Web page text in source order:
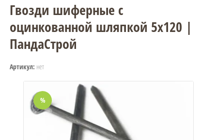
Гвозди шиферные с
оцинкованной шляпкой 5х120 |
ПандаСтрой
Артикул: нет
%